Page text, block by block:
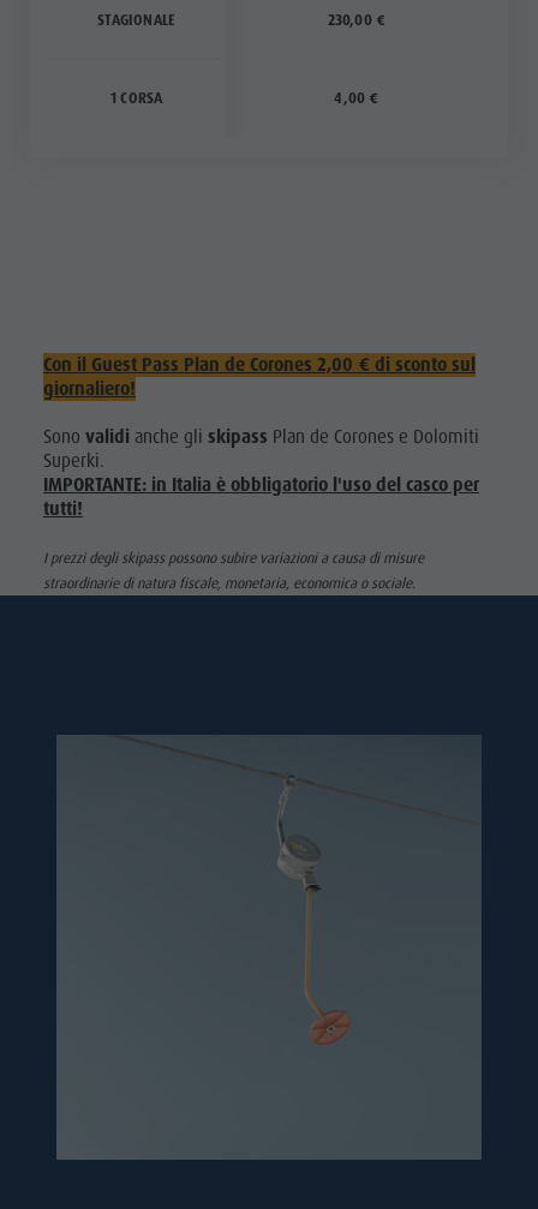
STAGIONALE
1 CORSA
230,00 €
4,00 €
Con il Guest Pass Plan de Corones 2,00 € di sconto sul
giornaliero!
Sono validi anche gli skipass Plan de Corones e Dolomiti
Superki.
IMPORTANTE: in Italia è obbligatorio l'uso del casco per
tutti!
I prezzi degli skipass possono subire variazioni a causa di misure
straordinarie di natura fiscale, monetaria, economica o sociale.